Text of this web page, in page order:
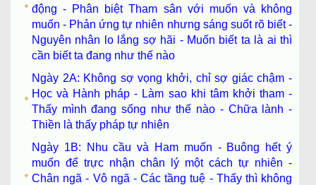
động - Phân biệt Tham sân với muốn và không
muốn - Phản ứng tự nhiên nhưng sáng suốt rõ biết -
Nguyên nhân lo lắng sợ hãi - Muốn biết ta là ai thì
cần biết ta đang như thế nào
Ngày 2A: Không sợ vọng khởi, chỉ sợ giác chậm -
Học và Hành pháp - Làm sao khi tâm khởi tham -
Thấy mình đang sống như thế nào - Chữa lành -
Thiền là thấy pháp tự nhiên
Ngày 1B: Nhu cầu và Ham muốn - Buông hết ý
muốn để trực nhận chân lý một cách tự nhiên -
Chân ngã - Vô ngã - Các tầng tuệ - Thấy thì không